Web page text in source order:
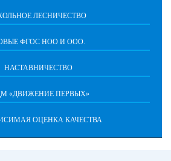
ЛЕСНИЧЕСТВО
ФГОС НОО И ООО.
НАСТАВНИЧЕСТВО
«ДВИЖЕНИЕ ПЕРВЫХ»
ОЦЕНКА КАЧЕСТВА